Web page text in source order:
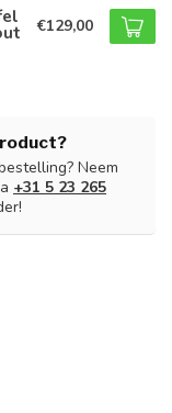
€129,00
Neem
+31 5 23 265